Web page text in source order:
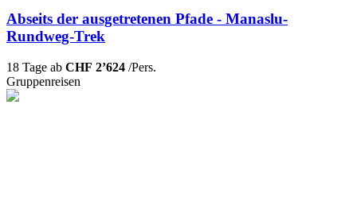
Abseits der ausgetretenen Pfade - Manaslu-
Rundweg-Trek
18 Tage ab CHF 2’624 /Pers.
Gruppenreisen